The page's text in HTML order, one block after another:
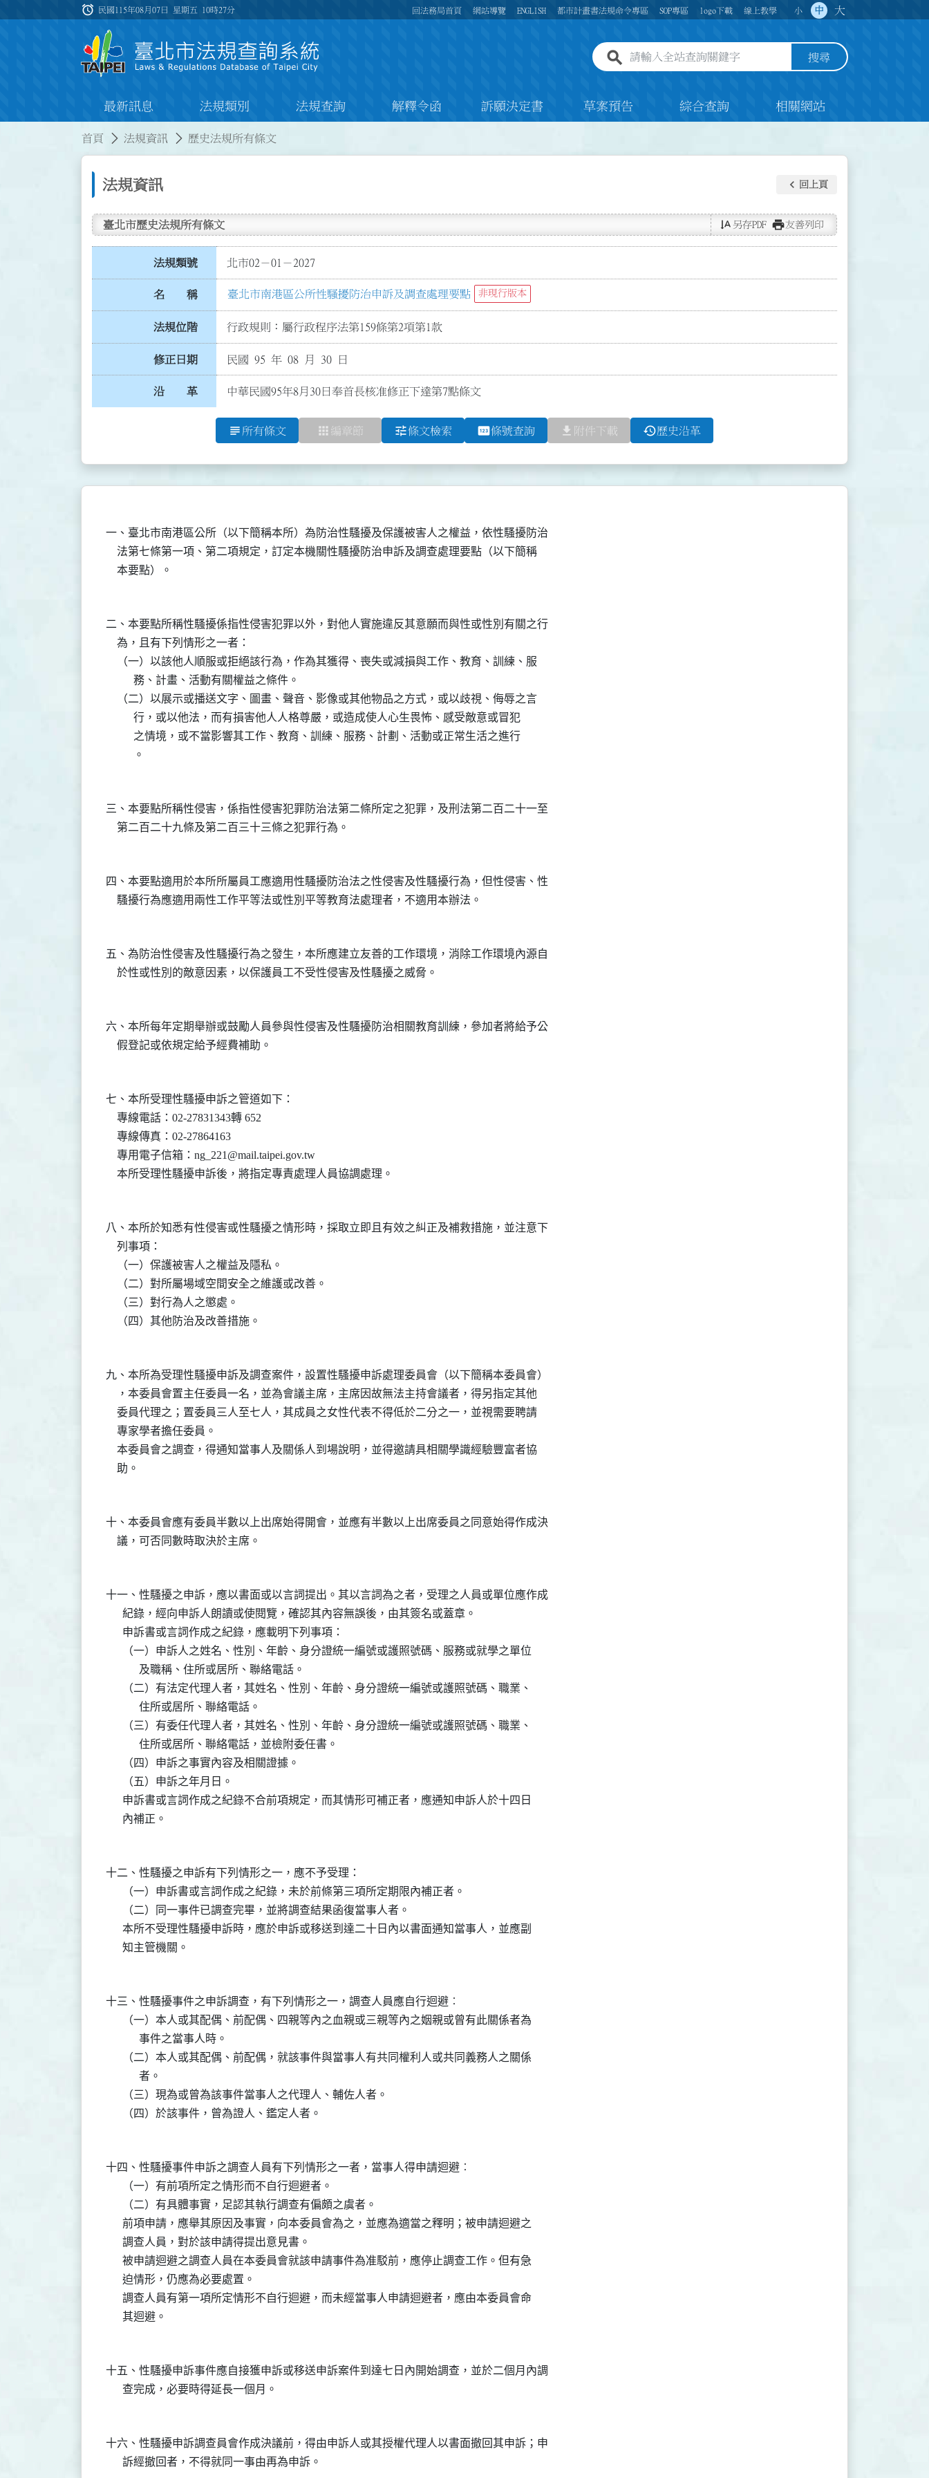
:::
alarm 民國115年08月07日 星期五 10時27分 回法務局首頁 網站導覽 ENGLISH 都市計畫書法規命令專區 SOP專區 logo下載 線上教學 小 中 大
全站查詢關鍵字欄位 搜尋
最新訊息 法規類別 法規查詢 解釋令函 訴願決定書 草案預告 綜合查詢 相關網站
首頁 法規資訊 歷史法規所有條文
法規資訊 keyboard_arrow_left 回上頁
臺北市歷史法規所有條文 text_rotate_vertical 另存PDF print友善列印
法規類號 北市02－01－2027
名 稱 臺北市南港區公所性騷擾防治申訴及調查處理要點 非現行版本
法規位階 行政規則：屬行政程序法第159條第2項第1款
修正日期 民國 95 年 08 月 30 日
沿 革 中華民國95年8月30日奉首長核准修正下達第7點條文
subject 所有條文 apps 編章節 tune條文檢索 pin條號查詢 file_download 附件下載 history歷史沿革
一、臺北市南港區公所（以下簡稱本所）為防治性騷擾及保護被害人之權益，依性騷擾防治
    法第七條第一項、第二項規定，訂定本機關性騷擾防治申訴及調查處理要點（以下簡稱
二、本要點所稱性騷擾係指性侵害犯罪以外，對他人實施違反其意願而與性或性別有關之行
    為，且有下列情形之一者：
    （一）以該他人順服或拒絕該行為，作為其獲得、喪失或減損與工作、教育、訓練、服
          務、計畫、活動有關權益之條件。
    （二）以展示或播送文字、圖畫、聲音、影像或其他物品之方式，或以歧視、侮辱之言
          行，或以他法，而有損害他人人格尊嚴，或造成使人心生畏怖、感受敵意或冒犯
          之情境，或不當影響其工作、教育、訓練、服務、計劃、活動或正常生活之進行
三、本要點所稱性侵害，係指性侵害犯罪防治法第二條所定之犯罪，及刑法第二百二十一至
四、本要點適用於本所所屬員工應適用性騷擾防治法之性侵害及性騷擾行為，但性侵害、性
五、為防治性侵害及性騷擾行為之發生，本所應建立友善的工作環境，消除工作環境內源自
六、本所每年定期舉辦或鼓勵人員參與性侵害及性騷擾防治相關教育訓練，參加者將給予公
七、本所受理性騷擾申訴之管道如下：
    專線電話：02-27831343轉 652
    專線傳真：02-27864163
    專用電子信箱：ng_221@mail.taipei.gov.tw
八、本所於知悉有性侵害或性騷擾之情形時，採取立即且有效之糾正及補救措施，並注意下
    列事項：
    （一）保護被害人之權益及隱私。
    （二）對所屬場域空間安全之維護或改善。
    （三）對行為人之懲處。
九、本所為受理性騷擾申訴及調查案件，設置性騷擾申訴處理委員會（以下簡稱本委員會）
    ，本委員會置主任委員一名，並為會議主席，主席因故無法主持會議者，得另指定其他
    委員代理之；置委員三人至七人，其成員之女性代表不得低於二分之一，並視需要聘請
    專家學者擔任委員。
    本委員會之調查，得通知當事人及關係人到場說明，並得邀請具相關學識經驗豐富者協
十、本委員會應有委員半數以上出席始得開會，並應有半數以上出席委員之同意始得作成決
十一、性騷擾之申訴，應以書面或以言詞提出。其以言詞為之者，受理之人員或單位應作成
      紀錄，經向申訴人朗讀或使閱覽，確認其內容無誤後，由其簽名或蓋章。
      申訴書或言詞作成之紀錄，應載明下列事項：
      （一）申訴人之姓名、性別、年齡、身分證統一編號或護照號碼、服務或就學之單位
            及職稱、住所或居所、聯絡電話。
      （二）有法定代理人者，其姓名、性別、年齡、身分證統一編號或護照號碼、職業、
            住所或居所、聯絡電話。
      （三）有委任代理人者，其姓名、性別、年齡、身分證統一編號或護照號碼、職業、
            住所或居所、聯絡電話，並檢附委任書。
      （四）申訴之事實內容及相關證據。
      （五）申訴之年月日。
      申訴書或言詞作成之紀錄不合前項規定，而其情形可補正者，應通知申訴人於十四日
十二、性騷擾之申訴有下列情形之一，應不予受理：
      （一）申訴書或言詞作成之紀錄，未於前條第三項所定期限內補正者。
      （二）同一事件已調查完畢，並將調查結果函復當事人者。
      本所不受理性騷擾申訴時，應於申訴或移送到達二十日內以書面通知當事人，並應副
十三、性騷擾事件之申訴調查，有下列情形之一，調查人員應自行迴避︰
      （一）本人或其配偶、前配偶、四親等內之血親或三親等內之姻親或曾有此關係者為
            事件之當事人時。
      （二）本人或其配偶、前配偶，就該事件與當事人有共同權利人或共同義務人之關係
            者。
      （三）現為或曾為該事件當事人之代理人、輔佐人者。
十四、性騷擾事件申訴之調查人員有下列情形之一者，當事人得申請迴避︰
      （一）有前項所定之情形而不自行迴避者。
      （二）有具體事實，足認其執行調查有偏頗之虞者。
      前項申請，應舉其原因及事實，向本委員會為之，並應為適當之釋明；被申請迴避之
      調查人員，對於該申請得提出意見書。
      被申請迴避之調查人員在本委員會就該申請事件為准駁前，應停止調查工作。但有急
      迫情形，仍應為必要處置。
      調查人員有第一項所定情形不自行迴避，而未經當事人申請迴避者，應由本委員會命
十五、性騷擾申訴事件應自接獲申訴或移送申訴案件到達七日內開始調查，並於二個月內調
十六、性騷擾申訴調查員會作成決議前，得由申訴人或其授權代理人以書面撤回其申訴；申